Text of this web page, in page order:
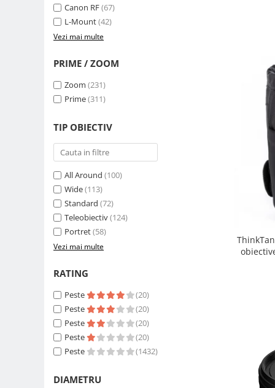
Bounce-uri, Softbox-uri
Ring-Flash Adaptor
Huse protectie blitz extern
Huse protectie filtre gel
Accesorii Aparate Digitale
Cititoare carduri
Huse protectie card memorie
Telecomenzi
LCD protectie
Recordere audio digitale
Acumulatori Foto
Acumulatori AA/AAA (R6/R3)) si
incarcatoare
Incarcatoare acumulatori Foto-
Tablete grafice
Canon RF(67)
L-Mount(42)
Vezi mai multe
PRIME / ZOOM
Zoom (231)
Prime(311)
TIP OBIECTIV
All Around (100)
Wide(113)
Standard (72)
Teleobiectiv(124)
Portret(58)
Vezi mai multe
RATING
Peste
(20)
Peste
(20)
Peste
(20)
Peste
(20)
Peste
(1432)
DIAMETRU